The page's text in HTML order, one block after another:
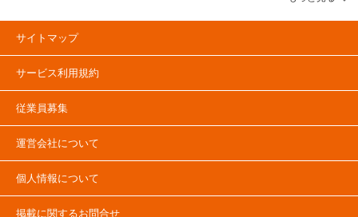
レス/TRUNKROOM PRESS】トランクルーム・貸しコンテナ・バイクコンテナ
等のニュースや情報を伝えるメディアです。トランクルーム市場や貸しコンテ
ナに関する「PRESS特集」&「協会ニュース」、トランクルームや貸しコンテ
ンキング」&「建物・土地活用（資産運用）」とトランクルーム・貸しコンテナ
市場の情報に関する「トランクルームマーケット」コンテンツも確認可能で
す。トランクルームや貸しコンテナ、バイクコンテナのユーザーインタビュー
サイトマップ
サービス利用規約
従業員募集
運営会社について
個人情報について
掲載に関するお問合せ